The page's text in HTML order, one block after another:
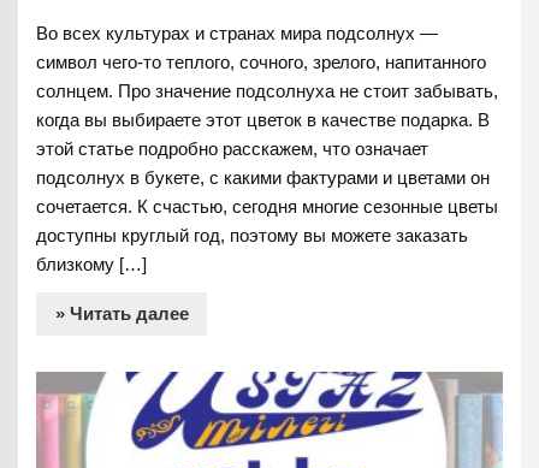
Во всех культурах и странах мира подсолнух —
символ чего-то теплого, сочного, зрелого, напитанного
солнцем. Про значение подсолнуха не стоит забывать,
когда вы выбираете этот цветок в качестве подарка. В
этой статье подробно расскажем, что означает
подсолнух в букете, с какими фактурами и цветами он
сочетается. К счастью, сегодня многие сезонные цветы
доступны круглый год, поэтому вы можете заказать
близкому […]
» Читать далее